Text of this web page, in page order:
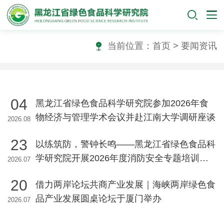
当前位置： 首页> 要闻资讯
04
2026.08
黑龙江省绿色食品科学研究院参加2026年食
物经济与管理学术会议并赴江南大学调研座谈
23
2026.07
以练筑防，警钟长鸣——黑龙江省绿色食品科
学研究院开展2026年度消防安全专题培训暨
20
2026.07
借力两岸论坛共商产业发展｜海峡两岸绿色食
品产业发展圆桌论坛于厦门举办